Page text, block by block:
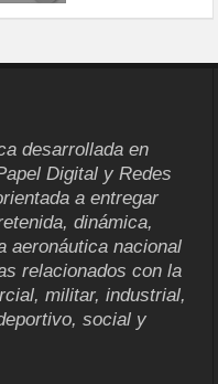
desarrollada en
Digital y Redes
a entregar
dinámica,
aeronáutica nacional
relacionados con la
militar, industrial,
social y